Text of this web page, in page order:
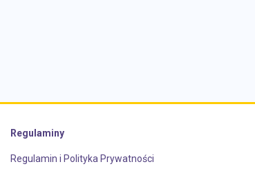
Regulaminy
Regulamin i Polityka Prywatności